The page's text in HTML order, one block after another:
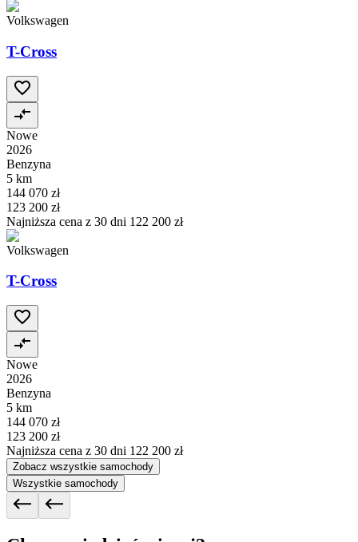
Volkswagen
T-Cross
Nowe
2026
Benzyna
5 km
144 070 zł
123 200 zł
Najniższa cena z 30 dni 122 200 zł
Volkswagen
T-Cross
Nowe
2026
Benzyna
5 km
144 070 zł
123 200 zł
Najniższa cena z 30 dni 122 200 zł
Zobacz wszystkie samochody
Wszystkie samochody